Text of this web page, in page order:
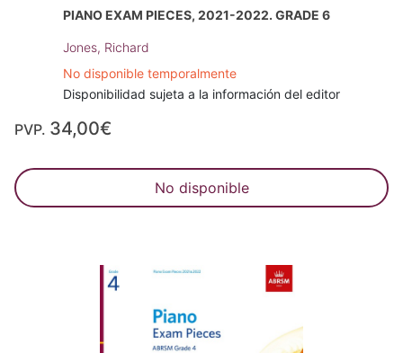
PIANO EXAM PIECES, 2021-2022. GRADE 6
Jones, Richard
No disponible temporalmente
Disponibilidad sujeta a la información del editor
PVP. 34,00€
No disponible